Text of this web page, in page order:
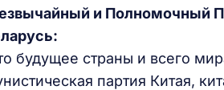
и Полномочный
будущее страны и всего
партия Китая,